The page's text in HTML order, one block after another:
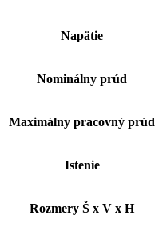
Napätie
Nominálny prúd
Maximálny pracovný prúd
Istenie
Rozmery Š x V x H